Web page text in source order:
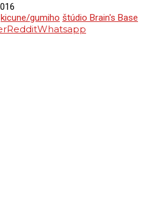
kicune/gumiho štúdio Brain's Base
RedditWhatsapp